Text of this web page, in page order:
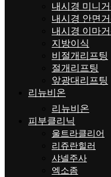
내시경 미니
내시경 안면
내시경 이마
지방이식
비절개리프팅
절개리프팅
앞광대리프팅
리뉴비온
리뉴비온
피부클리닉
울트라클리어
리쥬란힐러
샤넬주사
엑소좀